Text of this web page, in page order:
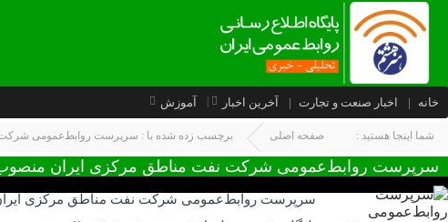
خانه اخبار صنعت و تجارت آخرین اخبار آموزش
شما اینجا هستید : صفحه اصلی برچسب زده شده با : سرپرست روابط‌عمومی
سرپرست روابط‌عمومی شرکت نفت مناطق مرکزی ایران
سرپرست روابط‌عمومی شرکت نفت مناطق مرکزی